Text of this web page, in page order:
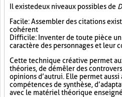
Il existe deux niveaux possibles de
Facile : Assembler des citations
cohérent
Difficile : Inventer de toute pièce
caractère des personnages et leur
Cette technique créative permet
théories, de démêler des
opinions d’autrui. Elle permet
compétences de synthèse,
avec le matériel théorique